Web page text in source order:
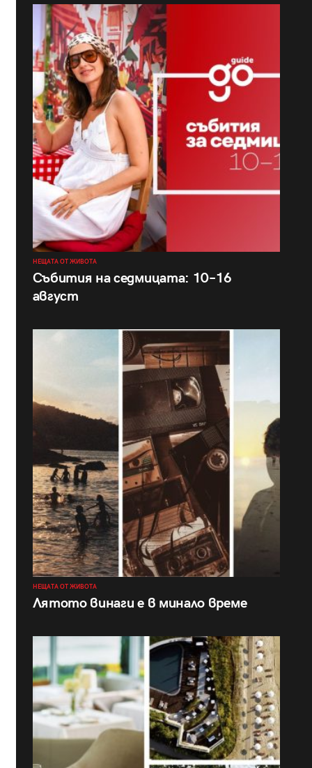
НЕЩАТА ОТ ЖИВОТА
Събития на седмицата: 10–16
август
НЕЩАТА ОТ ЖИВОТА
Лятото винаги е в минало време